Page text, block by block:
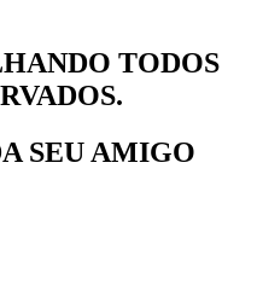
TODOS
SEU AMIGO